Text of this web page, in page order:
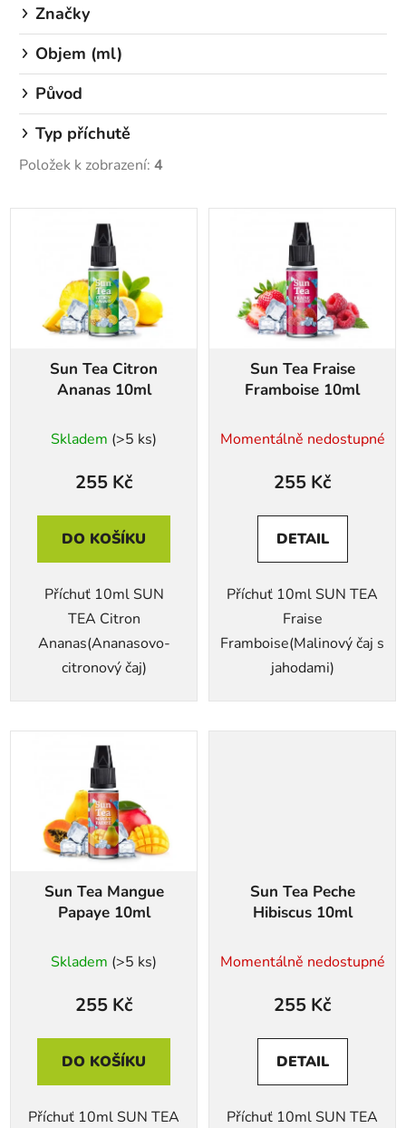
k
ů
Značky
Objem (ml)
Původ
Typ příchutě
Položek k zobrazení: 4
V
Sun Tea Citron
Ananas 10ml
Skladem (>5 ks)
255 Kč
DO KOŠÍKU
Příchuť 10ml SUN
TEA Citron
Ananas(Ananasovo-
citronový čaj)
Sun Tea Fraise
Framboise 10ml
Momentálně nedostupné
255 Kč
DETAIL
Příchuť 10ml SUN TEA
Fraise
Framboise(Malinový čaj s
jahodami)
Sun Tea Mangue
Papaye 10ml
Skladem (>5 ks)
255 Kč
DO KOŠÍKU
Příchuť 10ml SUN TEA
Sun Tea Peche
Hibiscus 10ml
Momentálně nedostupné
255 Kč
DETAIL
Příchuť 10ml SUN TEA